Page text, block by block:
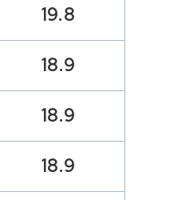
19.8
18.9
18.9
18.9